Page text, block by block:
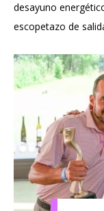
desayuno
escopetazo de